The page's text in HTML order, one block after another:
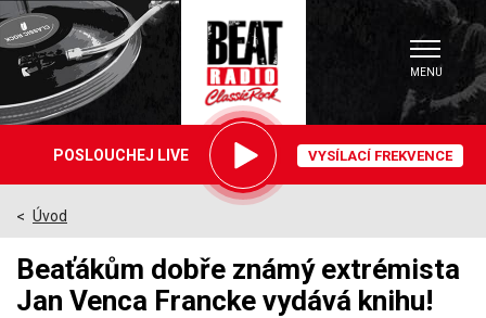
hrajemePOSLOUCHEJ LIVE VYSÍLACÍ FREKVENCE
MENU
Úvod
>
Beaťákům dobře známý extrémista
Jan Venca Francke vydává knihu!